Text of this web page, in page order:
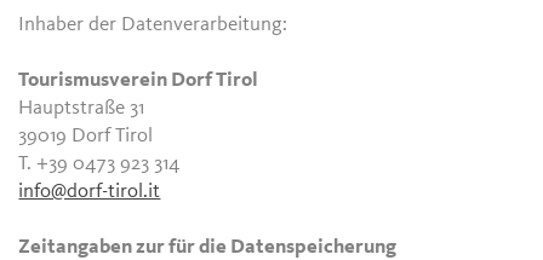
Inhaber der Datenverarbeitung:
Tourismusverein Dorf Tirol
Hauptstraße 31
39019 Dorf Tirol
T. +39 0473 923 314
info@dorf-tirol.it
Zeitangaben zur für die Datenspeicherung